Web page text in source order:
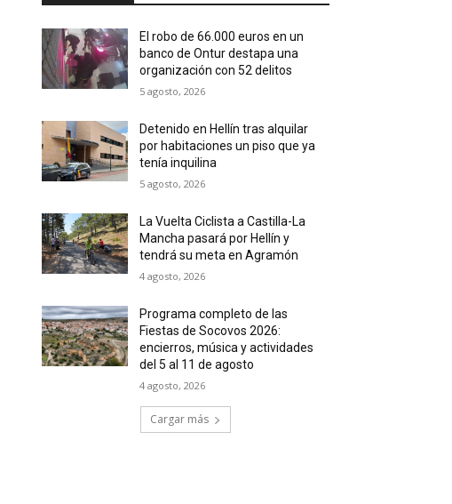
El robo de 66.000 euros en un
banco de Ontur destapa una
organización con 52 delitos
5 agosto, 2026
Detenido en Hellín tras alquilar
por habitaciones un piso que ya
tenía inquilina
5 agosto, 2026
La Vuelta Ciclista a Castilla-La
Mancha pasará por Hellín y
tendrá su meta en Agramón
4 agosto, 2026
Programa completo de las
Fiestas de Socovos 2026:
encierros, música y actividades
del 5 al 11 de agosto
4 agosto, 2026
Cargar más